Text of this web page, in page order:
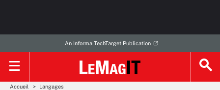
An Informa TechTarget Publication
Accueil Langages